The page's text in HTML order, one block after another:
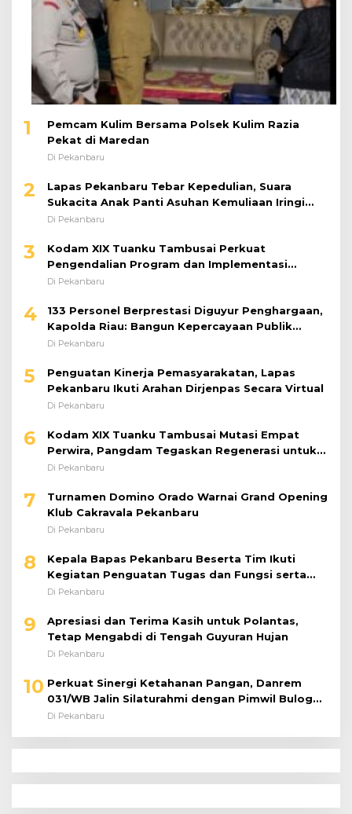
1
Pemcam Kulim Bersama Polsek Kulim Razia
Pekat di Maredan
Di Pekanbaru
2
Lapas Pekanbaru Tebar Kepedulian, Suara
Sukacita Anak Panti Asuhan Kemuliaan Iringi
Bantuan Sosial
Di Pekanbaru
3
Kodam XIX Tuanku Tambusai Perkuat
Pengendalian Program dan Implementasi
Doktrin TNI AD
Di Pekanbaru
4
133 Personel Berprestasi Diguyur Penghargaan,
Kapolda Riau: Bangun Kepercayaan Publik
dengan Karya Nyata
Di Pekanbaru
5
Penguatan Kinerja Pemasyarakatan, Lapas
Pekanbaru Ikuti Arahan Dirjenpas Secara Virtual
Di Pekanbaru
6
Kodam XIX Tuanku Tambusai Mutasi Empat
Perwira, Pangdam Tegaskan Regenerasi untuk
Perkuat Kinerja Satuan
Di Pekanbaru
7
Turnamen Domino Orado Warnai Grand Opening
Klub Cakravala Pekanbaru
Di Pekanbaru
8
Kepala Bapas Pekanbaru Beserta Tim Ikuti
Kegiatan Penguatan Tugas dan Fungsi serta
Paparan Penempatan WBP ke Lapas Terbuka
Di Pekanbaru
9
Apresiasi dan Terima Kasih untuk Polantas,
Tetap Mengabdi di Tengah Guyuran Hujan
Di Pekanbaru
10 Perkuat Sinergi Ketahanan Pangan, Danrem
031/WB Jalin Silaturahmi dengan Pimwil Bulog
Riau dan Kepri
Di Pekanbaru